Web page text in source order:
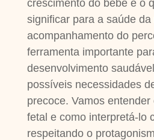
crescimento do bebê e o
significar para a saúde
acompanhamento do
ferramenta importante
desenvolvimento
possíveis necessidades
precoce. Vamos entender
fetal e como interpretá-lo
respeitando o